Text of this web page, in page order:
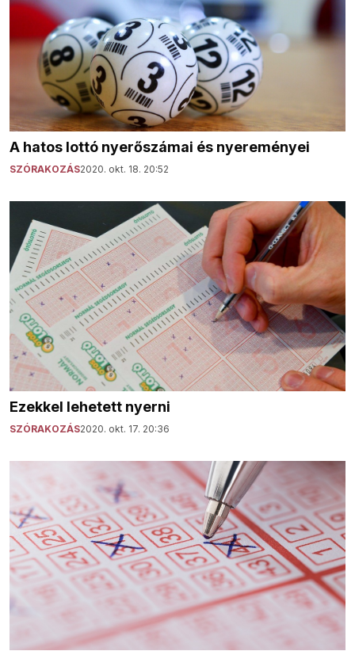
A hatos lottó nyerőszámai és nyereményei
SZÓRAKOZÁS2020. okt. 18. 20:52
Ezekkel lehetett nyerni
SZÓRAKOZÁS2020. okt. 17. 20:36